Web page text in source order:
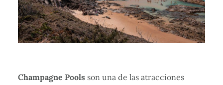
Champagne Poolsson una de las atracciones